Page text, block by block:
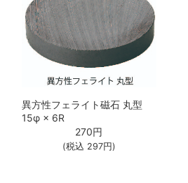
異方性フェライト磁石 丸型
15φ × 6R
270円
(税込 297円)